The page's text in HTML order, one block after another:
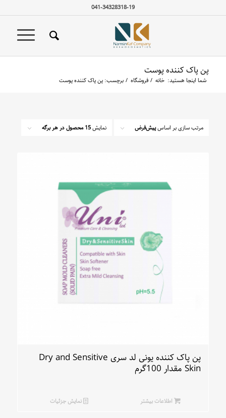
041-34328318-19
پن پاک کننده پوست
شما اینجا هستید: خانه / فروشگاه / برچسب: پن پاک کننده پوست
مرتب سازی بر اساسپیش‌فرض نمایش15 محصول در هر برگه
پن پاک کننده یونی لد سری Dry and Sensitive
Skin مقدار 100گرم
اطلاعات بیشتر نمایش جزئیات